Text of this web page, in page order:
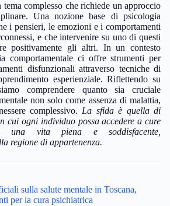
tema complesso che richiede un approccio
Una nozione base di psicologia
i pensieri, le emozioni e i comportamenti
e che intervenire su uno di questi
positivamente gli altri. In un contesto
comportamentale ci offre strumenti per
disfunzionali attraverso tecniche di
esperienziale. Riflettendo su
comprendere quanto sia cruciale
non solo come assenza di malattia,
complessivo. La sfida è quella di
cui ogni individuo possa accedere a cure
una vita piena e soddisfacente,
regione di appartenenza.
sulla salute mentale in Toscana,
per la cura psichiatrica